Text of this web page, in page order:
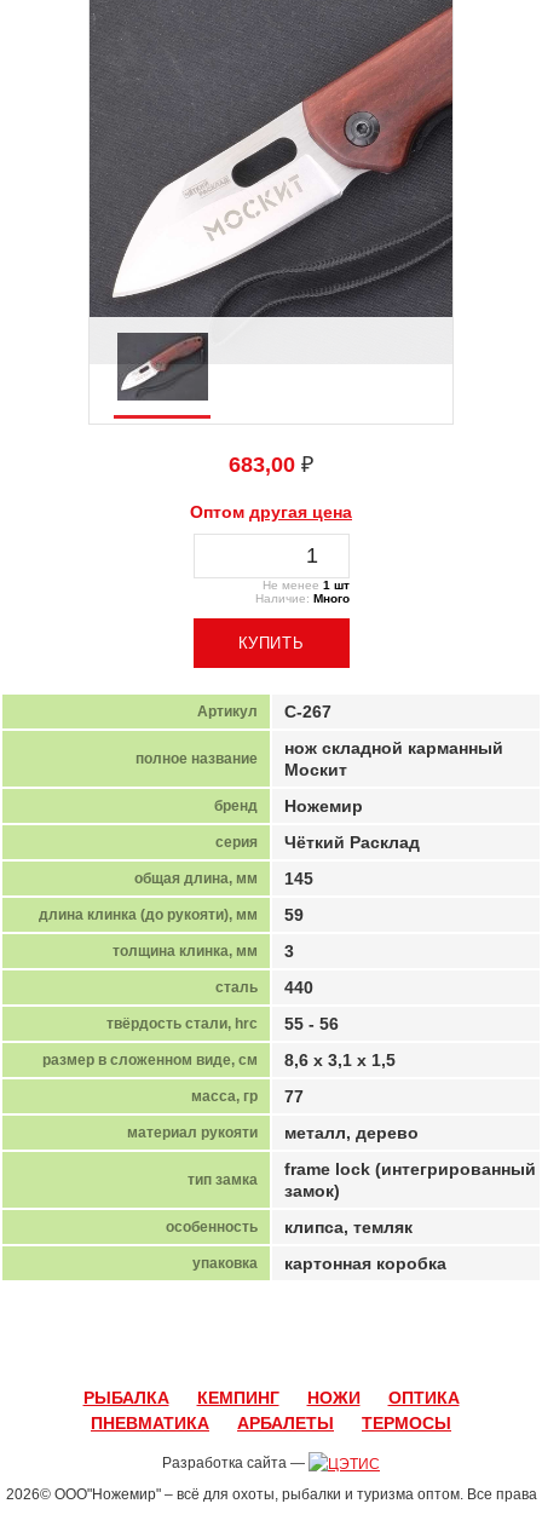
683,00 ₽
Оптом другая цена
Не менее 1 шт
Наличие: Много
Артикул C-267
полное название
нож складной карманный
Москит
бренд Ножемир
серия Чёткий Расклад
общая длина, мм 145
длина клинка (до рукояти), мм 59
толщина клинка, мм 3
сталь 440
твёрдость стали, hrc 55 - 56
размер в сложенном виде, см 8,6 х 3,1 х 1,5
масса, гр 77
материал рукояти металл, дерево
тип замка
frame lock (интегрированный
замок)
особенность клипса, темляк
упаковка картонная коробка
РЫБАЛКА КЕМПИНГ НОЖИ
ОПТИКА
ПНЕВМАТИКА
АРБАЛЕТЫ ТЕРМОСЫ
Разработка сайта —
2026© ООО"Ножемир" – всё для охоты, рыбалки и туризма оптом. Все права